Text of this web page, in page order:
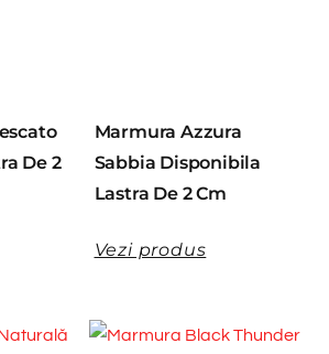
De 2
Marmura Azzura
Sabbia Disponibila
Lastra De 2 Cm
Vezi produs